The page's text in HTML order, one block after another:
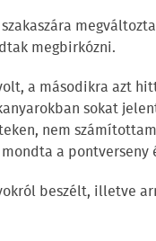
megbirkózni.
a másodikra azt
sokat
nem
a pontverseny
beszélt, illetve